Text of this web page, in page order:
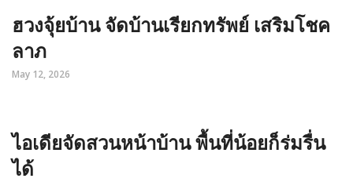
ฮวงจุ้ยบ้าน จัดบ้านเรียกทรัพย์ เสริมโชค
ลาภ
May 12, 2026
ไอเดียจัดสวนหน้าบ้าน พื้นที่น้อยก็ร่มรื่น
ได้